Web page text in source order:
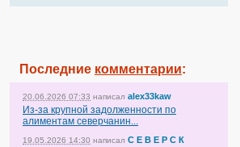
Последние комментарии:
20.06.2026 07:33 написал alex33kaw
Из-за крупной задолженности по
алиментам северчанин...
19.05.2026 14:30 написал С Е В Е Р С К